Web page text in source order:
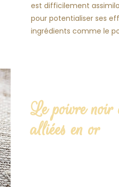
est difficilement
pour potentialiser ses
ingrédients comme le
Le poivre noir
alliées en or